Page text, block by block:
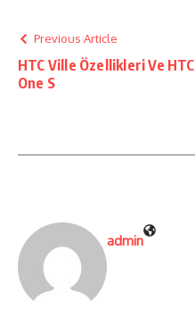
Previous Article
HTC Ville Özellikleri Ve HTC
One S
admin